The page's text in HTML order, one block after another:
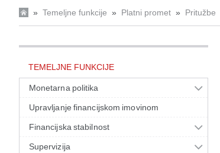
» Temeljne funkcije » Platni promet » Pritužbe
TEMELJNE FUNKCIJE
Monetarna politika
Upravljanje financijskom imovinom
Financijska stabilnost
Supervizija